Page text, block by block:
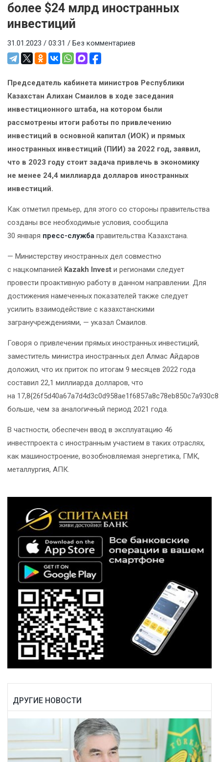
более $24 млрд иностранных
инвестиций
31.01.2023 / 03:31 / Без комментариев
Председатель кабинета министров Республики
Казахстан Алихан Смаилов в ходе заседания
инвестиционного штаба, на котором были
рассмотрены итоги работы по привлечению
инвестиций в основной капитал (ИОК) и прямых
иностранных инвестиций (ПИИ) за 2022 год, заявил,
что в 2023 году стоит задача привлечь в экономику
не менее 24,4 миллиарда долларов иностранных
инвестиций.
Как отметил премьер, для этого со стороны правительства
созданы все необходимые условия, сообщила
30 января пресс-служба правительства Казахстана.
— Министерству иностранных дел совместно
с нацкомпанией Kazakh Invest и регионами следует
провести проактивную работу в данном направлении. Для
достижения намеченных показателей также следует
усилить взаимодействие с казахстанскими
загранучреждениями, — указал Смаилов.
Говоря о привлечении прямых иностранных инвестиций,
заместитель министра иностранных дел Алмас Айдаров
доложил, что их приток по итогам 9 месяцев 2022 года
составил 22,1 миллиарда долларов, что
на
больше, чем за аналогичный период 2021 года.
В частности, обеспечен ввод в эксплуатацию 46
инвестпроекта с иностранным участием в таких отраслях,
как машиностроение, возобновляемая энергетика, ГМК,
металлургия, АПК.
ДРУГИЕ НОВОСТИ